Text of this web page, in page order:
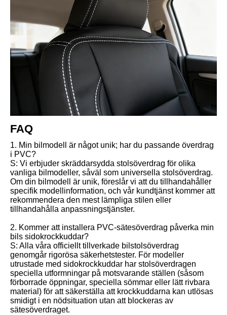
FAQ
1. Min bilmodell är något unik; har du passande överdrag
i PVC?
S: Vi erbjuder skräddarsydda stolsöverdrag för olika
vanliga bilmodeller, såväl som universella stolsöverdrag.
Om din bilmodell är unik, föreslår vi att du tillhandahåller
specifik modellinformation, och vår kundtjänst kommer att
rekommendera den mest lämpliga stilen eller
tillhandahålla anpassningstjänster.
2. Kommer att installera PVC-sätesöverdrag påverka min
bils sidokrockkuddar?
S: Alla våra officiellt tillverkade bilstolsöverdrag
genomgår rigorösa säkerhetstester. För modeller
utrustade med sidokrockkuddar har stolsöverdragen
speciella utformningar på motsvarande ställen (såsom
förborrade öppningar, speciella sömmar eller lätt rivbara
material) för att säkerställa att krockkuddarna kan utlösas
smidigt i en nödsituation utan att blockeras av
sätesöverdraget.